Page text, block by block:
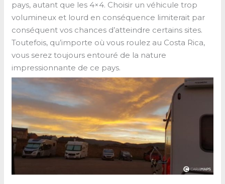
pays, autant que les 4×4. Choisir un véhicule trop
volumineux et lourd en conséquence limiterait par
conséquent vos chances d’atteindre certains sites.
Toutefois, qu’importe où vous roulez au Costa Rica,
vous serez toujours entouré de la nature
impressionnante de ce pays.